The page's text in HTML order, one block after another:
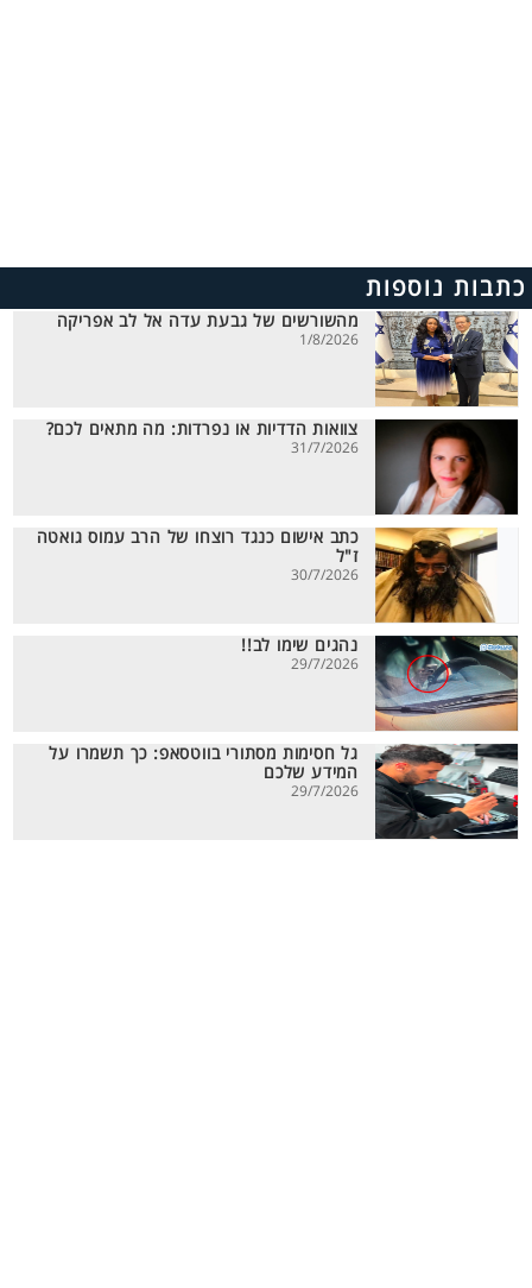
כתבות נוספות
מהשורשים של גבעת עדה אל לב אפריקה
1/8/2026
צוואות הדדיות או נפרדות: מה מתאים לכם?
31/7/2026
כתב אישום כנגד רוצחו של הרב עמוס גואטה
ז"ל
30/7/2026
נהגים שימו לב!!
29/7/2026
גל חסימות מסתורי בווטסאפ: כך תשמרו על
המידע שלכם
29/7/2026